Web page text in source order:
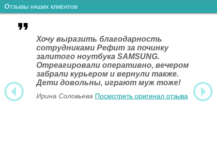
Отзывы наших клиентов
Хочу выразить благодарность
сотрудниками Рефит за починку
залитого ноутбука SAMSUNG.
Отреагировали оперативно, вечером
забрали курьером и вернули также.
Дети довольны, играют муж тоже!
Ирина Соловьева Посмотреть оригинал отзыва